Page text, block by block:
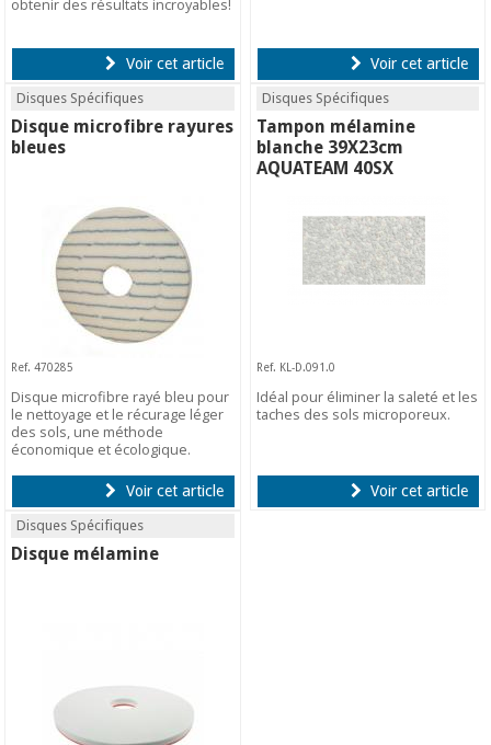
obtenir des résultats incroyables!
Voir cet article Voir cet article
Disques Spécifiques
Disque microfibre rayures
bleues
Ref. 470285
Disque microfibre rayé bleu pour
le nettoyage et le récurage léger
des sols, une méthode
économique et écologique.
Voir cet article
Disques Spécifiques
Tampon mélamine
blanche 39X23cm
AQUATEAM 40SX
Ref. KL-D.091.0
Idéal pour éliminer la saleté et les
taches des sols microporeux.
Voir cet article
Disques Spécifiques
Disque mélamine